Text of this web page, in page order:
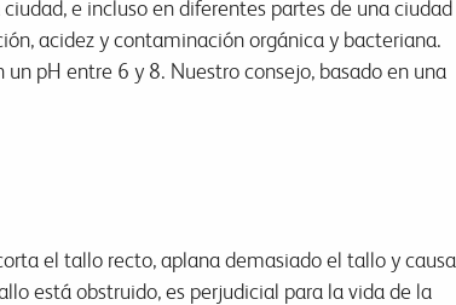
e incluso en diferentes partes de una ciudad
acidez y contaminación orgánica y bacteriana.
pH entre 6 y 8. Nuestro consejo, basado en una
el tallo recto, aplana demasiado el tallo y causa
está obstruido, es perjudicial para la vida de la